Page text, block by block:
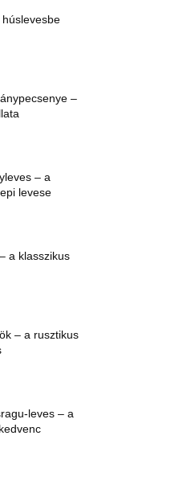
–
– a
levese
a klasszikus
– a rusztikus
leves – a